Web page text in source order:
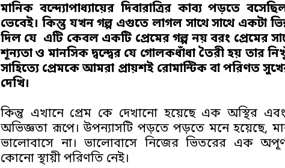
মানিক বন্দ্যোপাধ্যায়ের দিবারাত্রির কাব্যপড়তে
ভেবেই। কিন্তু যখন গল্প এগুতে লাগল সাথে সাথে একটা
দিল যে এটি কেবল একটি প্রেমের গল্প নয় বরং প্রেমের
শূন্যতা ও মানসিক দ্বন্দ্বের যে গোলকধাঁধা তৈরী হয় তার
সাহিত্যে প্রেমকে আমরা প্রায়শই রোমান্টিক বা পরিণত
দেখি।
কিন্তু এখানে প্রেম কে দেখানো হয়েছে এক অস্থির
অভিজ্ঞতা রূপে। উপন্যাসটি পড়তে পড়তে মনে হয়েছে,
ভালোবাসে না। ভালোবাসে নিজের ভিতরের এক
কোনো স্থায়ী পরিণতি নেই।